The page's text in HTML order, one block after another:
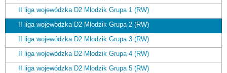
II liga wojewódzka D2 Młodzik Grupa 1 (RW)
II liga wojewódzka D2 Młodzik Grupa 2 (RW)
II liga wojewódzka D2 Młodzik Grupa 3 (RW)
II liga wojewódzka D2 Młodzik Grupa 4 (RW)
II liga wojewódzka D2 Młodzik Grupa 5 (RW)